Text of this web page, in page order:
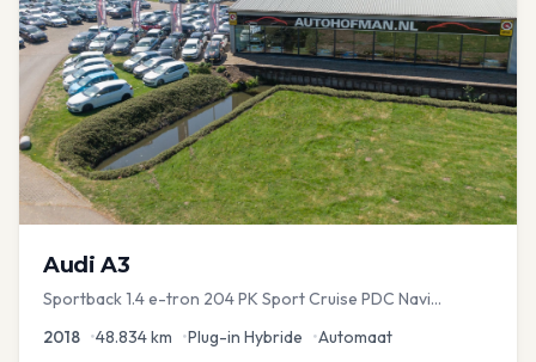
Audi A3
Sportback 1.4 e-tron 204 PK Sport Cruise PDC Navi
2018 •48.834km •Plug-in Hybride •Automaat